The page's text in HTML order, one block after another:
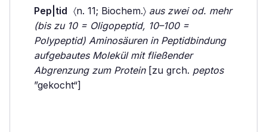
Pep|tid 〈n. 11; Biochem.〉 aus zwei od. mehr
(bis zu 10 = Oligopeptid, 10–100 =
Polypeptid) Aminosäuren in Peptidbindung
aufgebautes Molekül mit fließender
Abgrenzung zum Protein[zu grch. peptos
”gekocht“]